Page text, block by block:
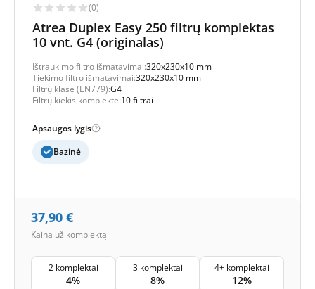
(0)
Atrea Duplex Easy 250 filtrų komplektas
10 vnt. G4 (originalas)
Ištraukimo filtro išmatavimai:320x230x10 mm
Tiekimo filtro išmatavimai:320x230x10 mm
Filtrų klasė (EN779):G4
Filtrų kiekis komplekte:10 filtrai
Apsaugos lygis
Bazinė
37,90 €
Kaina už komplektą
2 komplektai
4%
3 komplektai
8%
4+ komplektai
12%